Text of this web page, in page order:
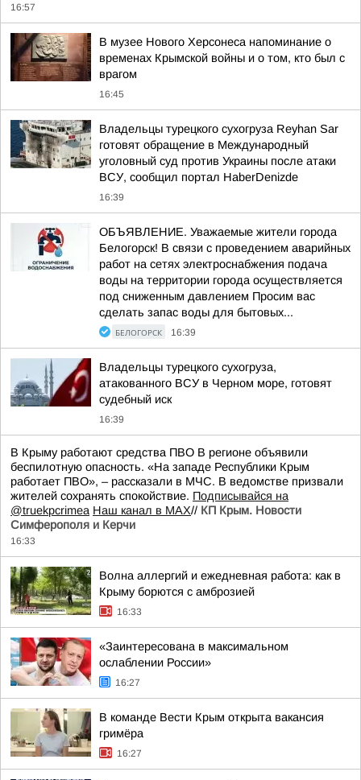
16:57
В музее Нового Херсонеса напоминание о
временах Крымской войны и о том, кто был с
врагом
16:45
Владельцы турецкого сухогруза Reyhan Sar
готовят обращение в Международный
уголовный суд против Украины после атаки
ВСУ, сообщил портал HaberDenizde
16:39
ОБЪЯВЛЕНИЕ. Уважаемые жители города
Белогорск! В связи с проведением аварийных
работ на сетях электроснабжения подача
воды на территории города осуществляется
под сниженным давлением Просим вас
сделать запас воды для бытовых...
БЕЛОГОРСК 16:39
Владельцы турецкого сухогруза,
атакованного ВСУ в Черном море, готовят
судебный иск
16:39
В Крыму работают средства ПВО В регионе объявили
беспилотную опасность. «На западе Республики Крым
работает ПВО», – рассказали в МЧС. В ведомстве призвали
жителей сохранять спокойствие. Подписывайся на
@truekpcrimea Наш канал в MAX// КП Крым. Новости
Симферополя и Керчи
16:33
Волна аллергий и ежедневная работа: как в
Крыму борются с амброзией
16:33
«Заинтересована в максимальном
ослаблении России»
16:27
В команде Вести Крым открыта вакансия
гримёра
16:27